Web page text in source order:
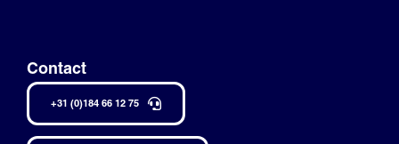
Contact
+31 (0)184 66 12 75